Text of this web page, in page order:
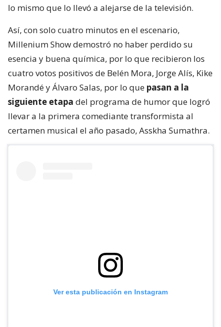
lo mismo que lo llevó a alejarse de la televisión.
Así, con solo cuatro minutos en el escenario,
Millenium Show demostró no haber perdido su
esencia y buena química, por lo que recibieron los
cuatro votos positivos de Belén Mora, Jorge Alís, Kike
Morandé y Álvaro Salas, por lo que pasan a la
siguiente etapa del programa de humor que logró
llevar a la primera comediante transformista al
certamen musical el año pasado, Asskha Sumathra.
Ver esta publicación en Instagram